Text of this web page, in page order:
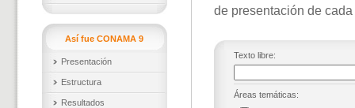
Así fue CONAMA 9
Presentación
Estructura
Resultados
de presentación de
Texto libre:
Áreas temáticas: